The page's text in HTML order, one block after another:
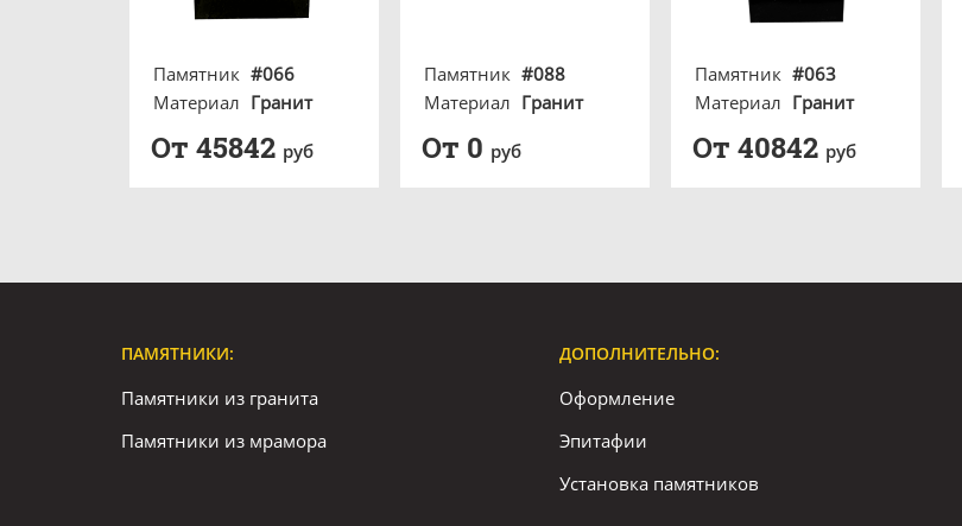
Памятник #066
Материал Гранит
От 45842 руб
Памятник #088
Материал Гранит
От 0 руб
Памятник #063
Материал Гранит
От 40842 руб
ПАМЯТНИКИ:
Памятники из гранита
Памятники из мрамора
ДОПОЛНИТЕЛЬНО:
Оформление
Эпитафии
Установка памятников